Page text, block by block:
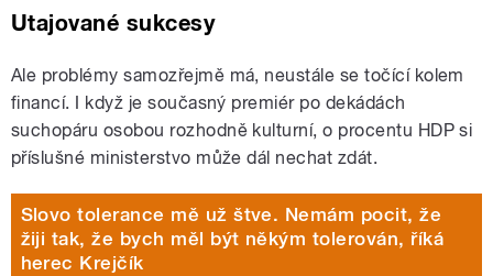
Utajované sukcesy
Ale problémy samozřejmě má, neustále se točící kolem
financí. I když je současný premiér po dekádách
suchopáru osobou rozhodně kulturní, o procentu HDP si
příslušné ministerstvo může dál nechat zdát.
Slovo tolerance mě už štve. Nemám pocit, že
žiji tak, že bych měl být někým tolerován, říká
herec Krejčík